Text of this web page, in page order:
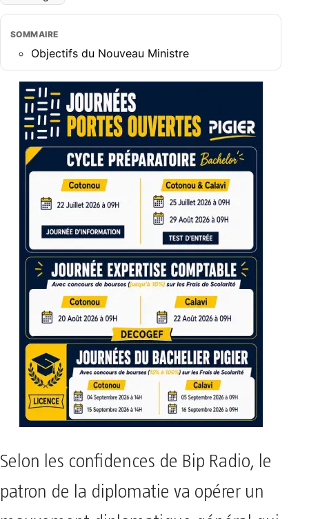
SOMMAIRE
Objectifs du Nouveau Ministre
Selon les confidences de Bip Radio, le
patron de la diplomatie va opérer un